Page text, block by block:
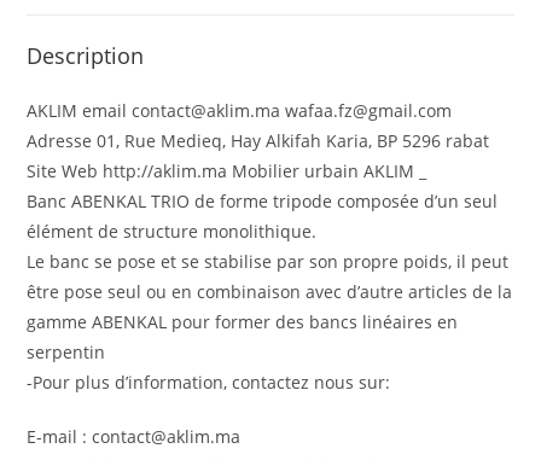
Description
AKLIM email contact@aklim.ma wafaa.fz@gmail.com
Adresse 01, Rue Medieq, Hay Alkifah Karia, BP 5296 rabat
Site Web http://aklim.ma Mobilier urbain AKLIM _
Banc ABENKAL TRIO de forme tripode composée d’un seul
élément de structure monolithique.
Le banc se pose et se stabilise par son propre poids, il peut
être pose seul ou en combinaison avec d’autre articles de la
gamme ABENKAL pour former des bancs linéaires en
serpentin
-Pour plus d’information, contactez nous sur:
E-mail : contact@aklim.ma